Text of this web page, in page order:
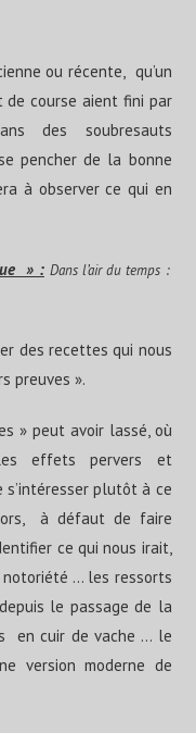
ou récente, qu’un
de course aient fini par
des soubresauts
pencher de la bonne
à observer ce qui en
» : Dans l’air du temps :
des recettes qui nous
preuves ».
» peut avoir lassé, où
effets pervers et
s’intéresser plutôt à ce
à défaut de faire
ce qui nous irait,
notoriété … les ressorts
le passage de la
en cuir de vache … le
version moderne de